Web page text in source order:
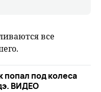
все
попал под колеса
ВИДЕО